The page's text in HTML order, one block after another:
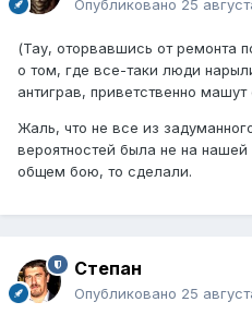
Опубликовано 25
(Тау, оторвавшись от ремонта
о том, где все-таки люди
антиграв, приветственно
Жаль, что не все из
вероятностей была не на
общем бою, то сделали.
Степан
Опубликовано 25